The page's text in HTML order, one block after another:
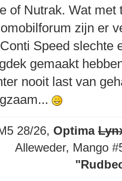
of Nutrak. Wat
zijn er
Speed slechte
gemaakt
nooit last van
28/26, Optima
Alleweder, Mango
"